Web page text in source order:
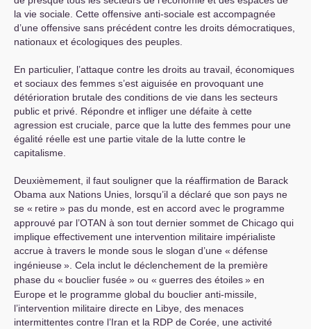
la vie sociale. Cette offensive anti-sociale est accompagnée
d’une offensive sans précédent contre les droits démocratiques,
nationaux et écologiques des peuples.
En particulier, l’attaque contre les droits au travail, économiques
et sociaux des femmes s’est aiguisée en provoquant une
détérioration brutale des conditions de vie dans les secteurs
public et privé. Répondre et infliger une défaite à cette
agression est cruciale, parce que la lutte des femmes pour une
égalité réelle est une partie vitale de la lutte contre le
capitalisme.
Deuxièmement, il faut souligner que la réaffirmation de Barack
Obama aux Nations Unies, lorsqu’il a déclaré que son pays ne
se « retire» pas du monde, est en accord avec le programme
approuvé par l’OTAN à son tout dernier sommet de Chicago qui
implique effectivement une intervention militaire impérialiste
accrue à travers le monde sous le slogan d’une « défense
ingénieuse». Cela inclut le déclenchement de la première
phase du « bouclier fusée» ou « guerres des étoiles» en
Europe et le programme global du bouclier anti-missile,
l’intervention militaire directe en Libye, des menaces
intermittentes contre l’Iran et la RDP de Corée, une activité